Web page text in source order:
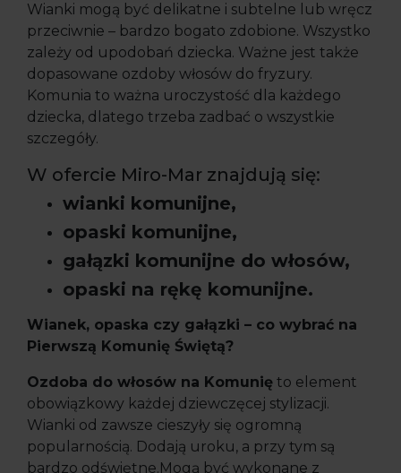
Wianki mogą być delikatne i subtelne lub wręcz
przeciwnie – bardzo bogato zdobione. Wszystko
zależy od upodobań dziecka. Ważne jest także
dopasowane ozdoby włosów do fryzury.
Komunia to ważna uroczystość dla każdego
dziecka, dlatego trzeba zadbać o wszystkie
szczegóły.
W ofercie Miro-Mar znajdują się:
wianki komunijne,
opaski komunijne,
gałązki komunijne do włosów,
opaski na rękę komunijne.
Wianek, opaska czy gałązki – co wybrać na
Pierwszą Komunię Świętą?
Ozdoba do włosów na Komunię to element
obowiązkowy każdej dziewczęcej stylizacji.
Wianki od zawsze cieszyły się ogromną
popularnością. Dodają uroku, a przy tym są
bardzo odświętne.Mogą być wykonane z